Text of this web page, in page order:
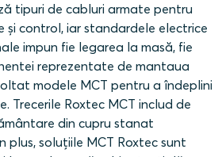
tipuri de cabluri armate pentru
și control, iar standardele electrice
impun fie legarea la masă, fie
reprezentate de mantaua
modele MCT pentru a îndeplini
Trecerile Roxtec MCT includ de
din cupru stanat
plus, soluțiile MCT Roxtec sunt